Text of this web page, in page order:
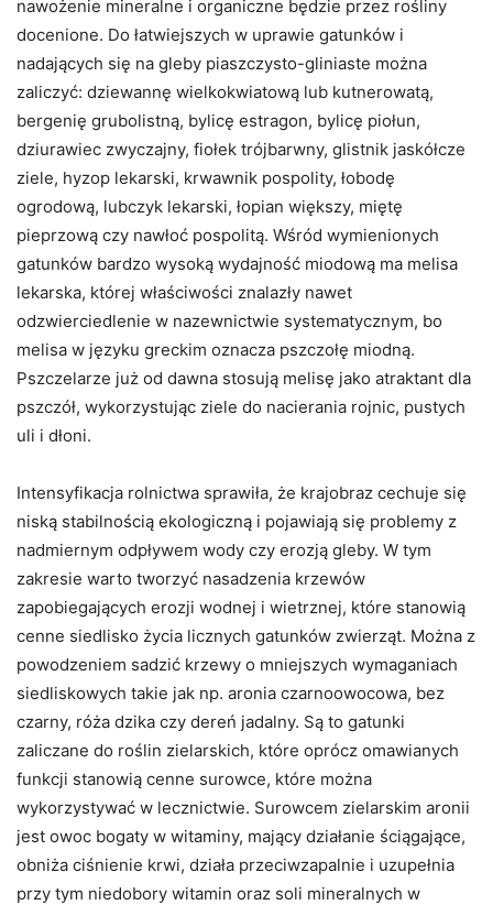
nawożenie mineralne i organiczne będzie przez rośliny
docenione. Do łatwiejszych w uprawie gatunków i
nadających się na gleby piaszczysto-gliniaste można
zaliczyć: dziewannę wielkokwiatową lub kutnerowatą,
bergenię grubolistną, bylicę estragon, bylicę piołun,
dziurawiec zwyczajny, fiołek trójbarwny, glistnik jaskółcze
ziele, hyzop lekarski, krwawnik pospolity, łobodę
ogrodową, lubczyk lekarski, łopian większy, miętę
pieprzową czy nawłoć pospolitą. Wśród wymienionych
gatunków bardzo wysoką wydajność miodową ma melisa
lekarska, której właściwości znalazły nawet
odzwierciedlenie w nazewnictwie systematycznym, bo
melisa w języku greckim oznacza pszczołę miodną.
Pszczelarze już od dawna stosują melisę jako atraktant dla
pszczół, wykorzystując ziele do nacierania rojnic, pustych
uli i dłoni.
Intensyfikacja rolnictwa sprawiła, że krajobraz cechuje się
niską stabilnością ekologiczną i pojawiają się problemy z
nadmiernym odpływem wody czy erozją gleby. W tym
zakresie warto tworzyć nasadzenia krzewów
zapobiegających erozji wodnej i wietrznej, które stanowią
cenne siedlisko życia licznych gatunków zwierząt. Można z
powodzeniem sadzić krzewy o mniejszych wymaganiach
siedliskowych takie jak np. aronia czarnoowocowa, bez
czarny, róża dzika czy dereń jadalny. Są to gatunki
zaliczane do roślin zielarskich, które oprócz omawianych
funkcji stanowią cenne surowce, które można
wykorzystywać w lecznictwie. Surowcem zielarskim aronii
jest owoc bogaty w witaminy, mający działanie ściągające,
obniża ciśnienie krwi, działa przeciwzapalnie i uzupełnia
przy tym niedobory witamin oraz soli mineralnych w